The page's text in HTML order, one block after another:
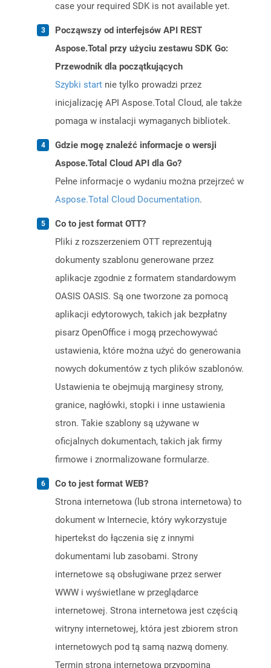
case your required SDK is not available yet.
Począwszy od interfejsów API REST
Aspose.Total przy użyciu zestawu SDK Go:
Przewodnik dla początkujących
Szybki start nie tylko prowadzi przez
inicjalizację API Aspose.Total Cloud, ale także
pomaga w instalacji wymaganych bibliotek.
Gdzie mogę znaleźć informacje o wersji
Aspose.Total Cloud API dla Go?
Pełne informacje o wydaniu można przejrzeć w
Aspose.Total Cloud Documentation.
Co to jest format OTT?
Pliki z rozszerzeniem OTT reprezentują
dokumenty szablonu generowane przez
aplikacje zgodnie z formatem standardowym
OASIS OASIS. Są one tworzone za pomocą
aplikacji edytorowych, takich jak bezpłatny
pisarz OpenOffice i mogą przechowywać
ustawienia, które można użyć do generowania
nowych dokumentów z tych plików szablonów.
Ustawienia te obejmują marginesy strony,
granice, nagłówki, stopki i inne ustawienia
stron. Takie szablony są używane w
oficjalnych dokumentach, takich jak firmy
firmowe i znormalizowane formularze.
Co to jest format WEB?
Strona internetowa (lub strona internetowa) to
dokument w Internecie, który wykorzystuje
hipertekst do łączenia się z innymi
dokumentami lub zasobami. Strony
internetowe są obsługiwane przez serwer
WWW i wyświetlane w przeglądarce
internetowej. Strona internetowa jest częścią
witryny internetowej, która jest zbiorem stron
internetowych pod tą samą nazwą domeny.
Termin strona internetowa przypomina